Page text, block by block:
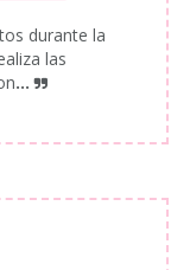
durante la
las
...